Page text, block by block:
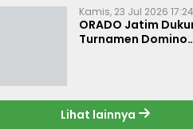
Kamis, 23 Jul 2026
ORADO Jatim
Turnamen Domino
Lihat lainnya